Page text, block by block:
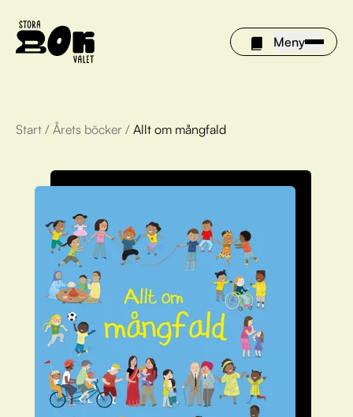
Meny
Årets böcker
Om Stora bokvalet
Olivia tipsar
Vinnare
FAQ
För bibliotek
Start / Årets böcker / Allt om mångfald